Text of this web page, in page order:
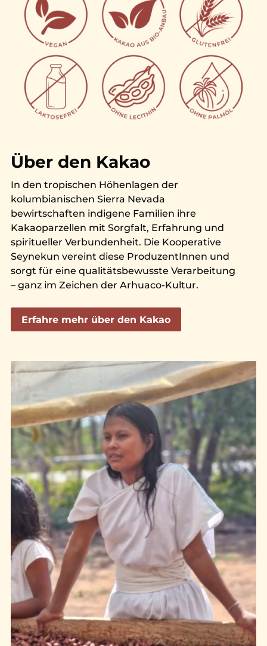
Über den Kakao
In den tropischen Höhenlagen der
kolumbianischen Sierra Nevada
bewirtschaften indigene Familien ihre
Kakaoparzellen mit Sorgfalt, Erfahrung und
spiritueller Verbundenheit. Die Kooperative
Seynekun vereint diese ProduzentInnen und
sorgt für eine qualitätsbewusste Verarbeitung
– ganz im Zeichen der Arhuaco-Kultur.
Erfahre mehr über den Kakao